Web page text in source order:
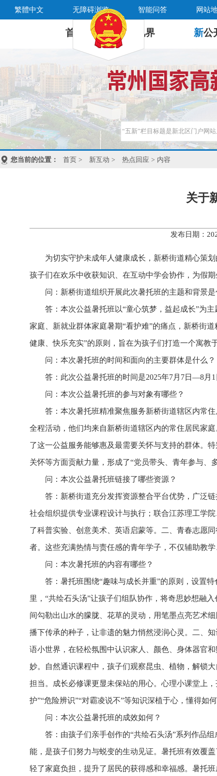
繁體中文 无障碍浏览 智能问答 网站
首 页 新 视界 新公
您当前的位置： 首页 > 新互动 > 热点回应 > 内容
关于
发布日期：
为切实守护未成年人健康成长，新桥街道精心策
孩子们在欢乐中收获知识、在互动中学会协作，为假
问：新桥街道组织开展此次暑托班的主题和背景
答：本次公益暑托班以“童心筑梦，益起成长”为
家庭、新就业群体家庭暑期“看护难”的痛点，新桥街
健康、快乐充实”的原则，旨在为孩子们打造一个寓教
问：本次暑托班的时间和面向的主要群体是什么？
答：此次公益暑托班的时间是2025年7月7日—8月
问：本次公益暑托班的参与对象有哪些？
答：本次暑托班精准聚焦服务新桥街道辖区内常
全程活动，他们均来自新桥街道辖区内的常住居民家
了这一公益服务能够惠及最需要关怀与支持的群体。
关怀等方面贡献力量，形成了“党员带头、青年参与、
问：本次公益暑托班链接了哪些资源？
答：新桥街道充分发挥资源整合平台优势，广泛
社会组织提供专业课程设计与执行；联合江苏理工学
了科普实验、创意美术、英语启蒙等。 二、青春志愿
者。这些充满热情与责任感的青年学子，不仅辅助教
问：本次暑托班的内容有哪些？
答：暑托班围绕“趣味与成长并重”的原则，设置
里，“共绘石头汤”让孩子们组队协作，将奇思妙想融
间勾勒出山水的朦胧、花草的灵动，用笔墨点亮艺术
播下传承的种子，让非遗的魅力悄然浸润心灵。 二、
语小世界，在轻松氛围中认识家人、颜色、身体器官
妙。自然通识课程中，孩子们观察昆虫、植物，解锁
担当。成长必修课更显未保站的用心。心理小课堂上
护”“危险辨识”“对霸凌说不”等知识深植于心，懂得如
问：本次公益暑托班的成效如何？
答：由孩子们亲手创作的“共绘石头汤”系列作品
能，是孩子们努力与蜕变的生动见证。暑托班有效覆
轻了家庭负担，提升了居民的获得感和幸福感。暑托